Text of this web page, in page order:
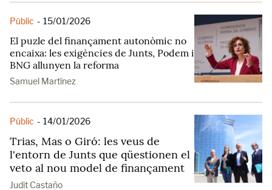
Públic - 15/01/2026
El puzle del finançament autonòmic no
encaixa: les exigències de Junts, Podem i
BNG allunyen la reforma
Samuel Martínez
Públic - 14/01/2026
Trias, Mas o Giró: les veus de
l'entorn de Junts que qüestionen el
veto al nou model de finançament
Judit Castaño